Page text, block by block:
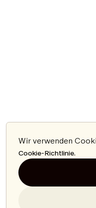
Wir verwenden
Cookie-Richtlinie.